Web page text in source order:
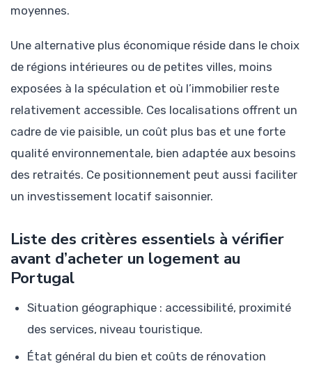
moyennes.
Une alternative plus économique réside dans le choix
de régions intérieures ou de petites villes, moins
exposées à la spéculation et où l’immobilier reste
relativement accessible. Ces localisations offrent un
cadre de vie paisible, un coût plus bas et une forte
qualité environnementale, bien adaptée aux besoins
des retraités. Ce positionnement peut aussi faciliter
un investissement locatif saisonnier.
Liste des critères essentiels à vérifier
avant d’acheter un logement au
Portugal
Situation géographique : accessibilité, proximité
des services, niveau touristique.
État général du bien et coûts de rénovation